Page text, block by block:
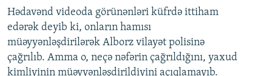
Hədavənd videoda görünənləri küfrdə ittiham
edərək deyib ki, onların hamısı
müəyyənləşdirilərək Alborz vilayət polisinə
çağrılıb. Amma o, neçə nəfərin çağrıldığını, yaxud
kimliyinin müəyyənləşdirildiyini açıqlamayıb.